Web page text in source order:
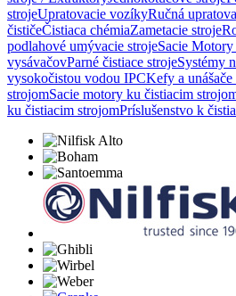
strojeUpratovacie vozíkyRučná
čističeČistiaca chémiaZametacie stroje
podlahové umývacie strojeSacie Motory
vysávačovParné čistiace strojeSystémy
vysokočistou vodou IPCKefy a
strojomSacie motory ku čistiacim
ku čistiacim strojomPríslušenstvo k